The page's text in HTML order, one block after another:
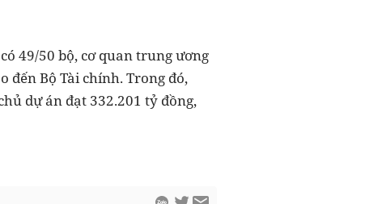
49/50 bộ, cơ quan trung ương
đến Bộ Tài chính. Trong đó,
dự án đạt 332.201 tỷ đồng,